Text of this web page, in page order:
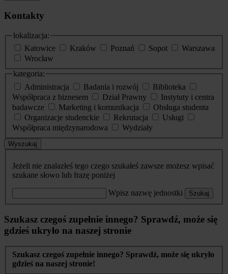
Kontakty
lokalizacja:
Katowice
Kraków Poznań Sopot
Warszawa
Wrocław
kategoria:
Administracja
Badania i rozwój
Biblioteka
Współpraca z biznesem
Dział Prawny
Instytuty i centra
badawcze
Marketing i komunikacja
Obsługa studenta
Organizacje studenckie
Rekrutacja
Usługi
Współpraca międzynarodowa
Wydziały
Wyszukaj
Jeżeli nie znalazłeś tego czego szukałeś zawsze możesz wpisać
szukane słowo lub frazę poniżej
Wpisz nazwę jednostki Szukaj
Szukasz czegoś zupełnie innego? Sprawdź, może się
gdzieś ukryło na naszej stronie
Szukasz czegoś zupełnie innego? Sprawdź, może się ukryło
gdzieś na naszej stronie!